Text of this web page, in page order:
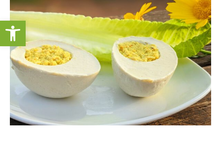
פתח